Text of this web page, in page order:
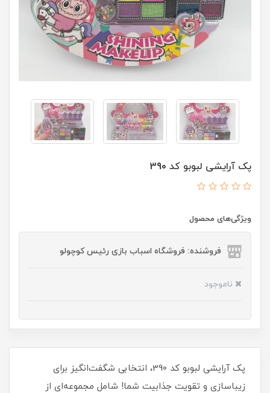
پک آرایشی لبوبو کد 390
ویژگی‌های محصول
فروشنده: فروشگاه اسباب بازی رئیس کوچولو
ناموجود
پک آرایشی لبوبو کد 390، انتخابی شگفت‌انگیز برای
زیباسازی و تقویت جذابیت شما! شامل مجموعه‌ای از